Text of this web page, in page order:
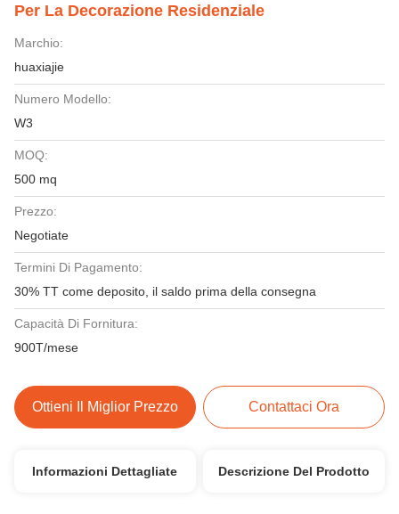
Per La Decorazione Residenziale
Marchio:
huaxiajie
Numero Modello:
W3
MOQ:
500 mq
Prezzo:
Negotiate
Termini Di Pagamento:
30% TT come deposito, il saldo prima della consegna
Capacità Di Fornitura:
900T/mese
Ottieni Il Miglior Prezzo Contattaci Ora
Informazioni Dettagliate Descrizione Del Prodotto